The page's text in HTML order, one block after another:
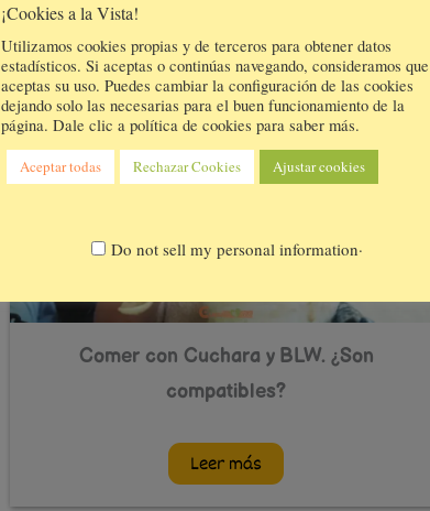
Leer más
Comer con Cuchara y BLW. ¿Son
compatibles?
Leer más
¡Cookies a la Vista!
Utilizamos cookies propias y de terceros para obtener datos
estadísticos. Si aceptas o continúas navegando, consideramos que
aceptas su uso. Puedes cambiar la configuración de las cookies
dejando solo las necesarias para el buen funcionamiento de la
página. Dale clic a política de cookies para saber más.
Aceptar todas Rechazar Cookies Ajustar cookies
Do not sell my personal information.